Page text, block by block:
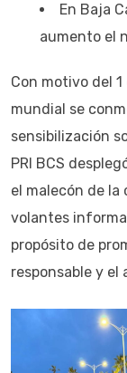
En Baja
aumento el
Con motivo del
mundial se
sensibilización
PRI BCS
el malecón de la
volantes
propósito de
responsable y el